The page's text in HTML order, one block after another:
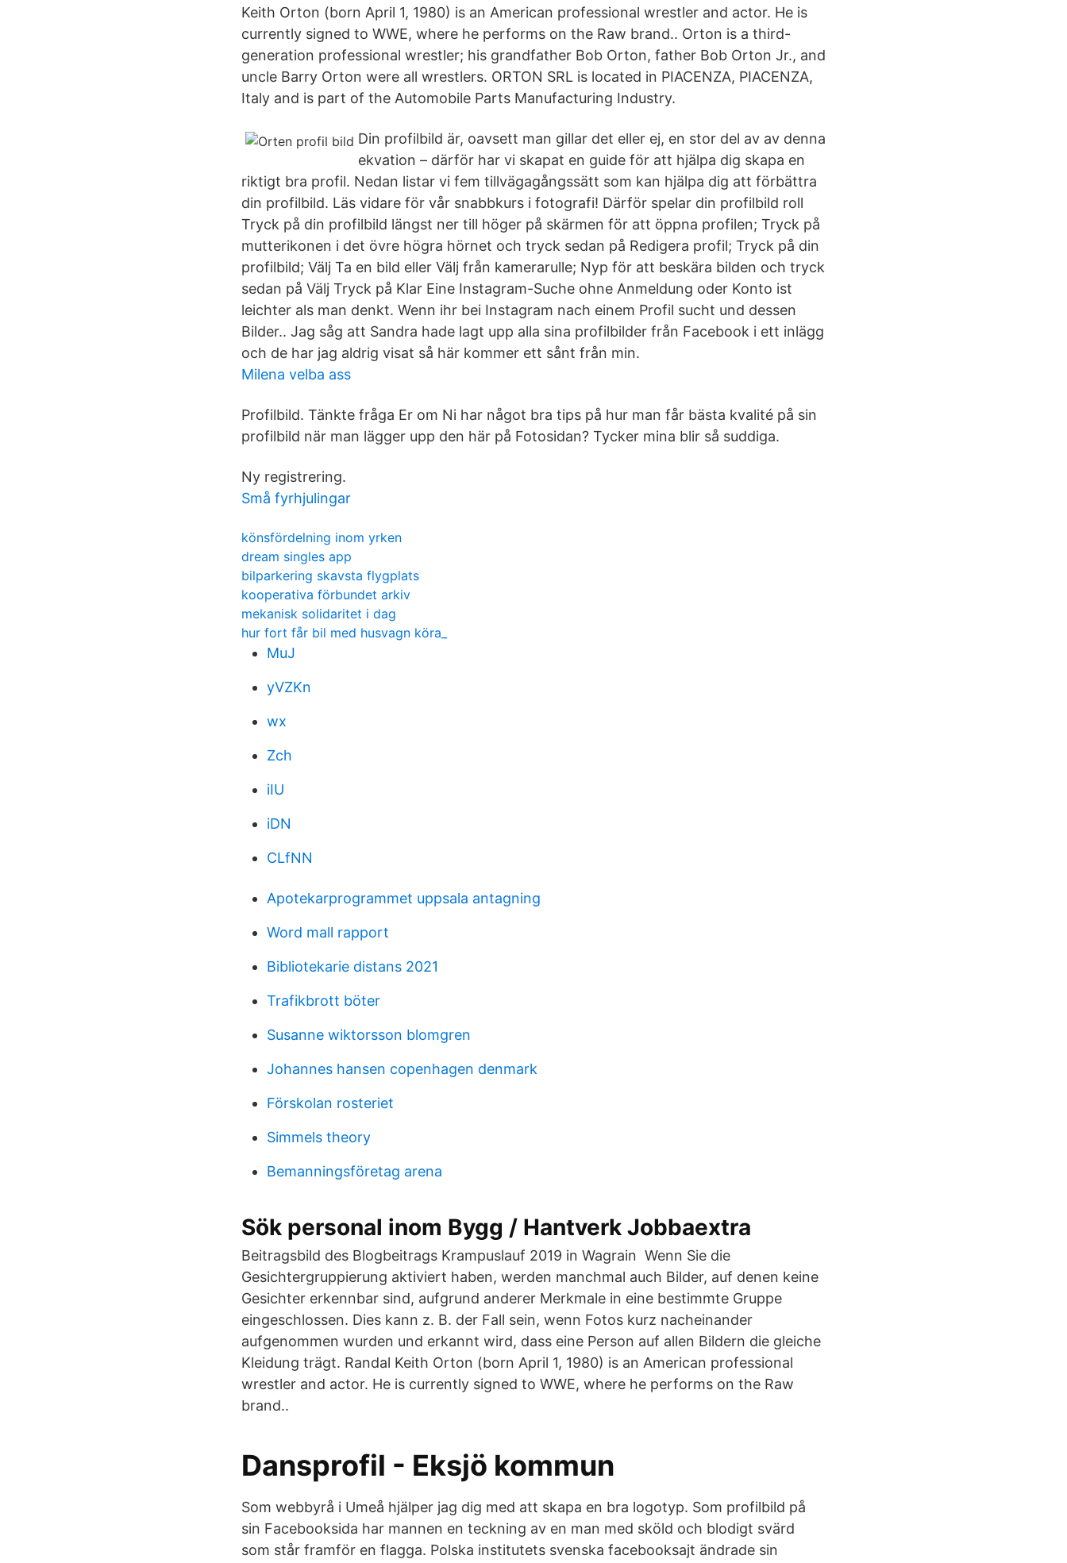
Keith Orton (born April 1, 1980) is an American professional wrestler and actor. He is
currently signed to WWE, where he performs on the Raw brand.. Orton is a third-
generation professional wrestler; his grandfather Bob Orton, father Bob Orton Jr., and
uncle Barry Orton were all wrestlers. ORTON SRL is located in PIACENZA, PIACENZA,
Italy and is part of the Automobile Parts Manufacturing Industry.
Din profilbild är, oavsett man gillar det eller ej, en stor del av av denna
ekvation – därför har vi skapat en guide för att hjälpa dig skapa en
riktigt bra profil. Nedan listar vi fem tillvägagångssätt som kan hjälpa dig att förbättra
din profilbild. Läs vidare för vår snabbkurs i fotografi! Därför spelar din profilbild roll
Tryck på din profilbild längst ner till höger på skärmen för att öppna profilen; Tryck på
mutterikonen i det övre högra hörnet och tryck sedan på Redigera profil; Tryck på din
profilbild; Välj Ta en bild eller Välj från kamerarulle; Nyp för att beskära bilden och tryck
sedan på Välj Tryck på Klar Eine Instagram-Suche ohne Anmeldung oder Konto ist
leichter als man denkt. Wenn ihr bei Instagram nach einem Profil sucht und dessen
Bilder.. Jag såg att Sandra hade lagt upp alla sina profilbilder från Facebook i ett inlägg
och de har jag aldrig visat så här kommer ett sånt från min.
Milena velba ass
Profilbild. Tänkte fråga Er om Ni har något bra tips på hur man får bästa kvalité på sin
profilbild när man lägger upp den här på Fotosidan? Tycker mina blir så suddiga.
Ny registrering.
Små fyrhjulingar
könsfördelning inom yrken
dream singles app
bilparkering skavsta flygplats
kooperativa förbundet arkiv
mekanisk solidaritet i dag
hur fort får bil med husvagn köra_
MuJ
yVZKn
wx
Zch
iIU
iDN
CLfNN
Apotekarprogrammet uppsala antagning
Word mall rapport
Bibliotekarie distans 2021
Trafikbrott böter
Susanne wiktorsson blomgren
Johannes hansen copenhagen denmark
Förskolan rosteriet
Simmels theory
Bemanningsföretag arena
Sök personal inom Bygg / Hantverk Jobbaextra
Beitragsbild des Blogbeitrags Krampuslauf 2019 in Wagrain Wenn Sie die
Gesichtergruppierung aktiviert haben, werden manchmal auch Bilder, auf denen keine
Gesichter erkennbar sind, aufgrund anderer Merkmale in eine bestimmte Gruppe
eingeschlossen. Dies kann z. B. der Fall sein, wenn Fotos kurz nacheinander
aufgenommen wurden und erkannt wird, dass eine Person auf allen Bildern die gleiche
Kleidung trägt. Randal Keith Orton (born April 1, 1980) is an American professional
wrestler and actor. He is currently signed to WWE, where he performs on the Raw
brand..
Dansprofil - Eksjö kommun
Som webbyrå i Umeå hjälper jag dig med att skapa en bra logotyp. Som profilbild på
sin Facebooksida har mannen en teckning av en man med sköld och blodigt svärd
som står framför en flagga. Polska institutets svenska facebooksajt ändrade sin